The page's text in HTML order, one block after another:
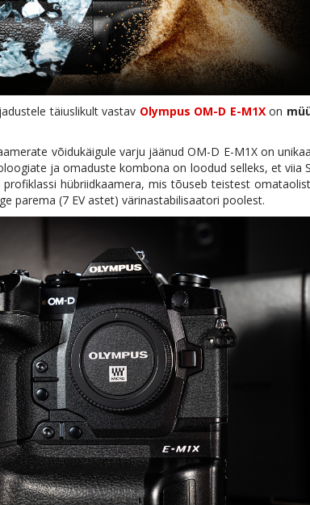
täiuslikult vastav Olympus OM-D E-M1Xon
võidukäigule varju jäänud OM-D E-M1X on
ja omaduste kombona on loodud selleks, et viia
hübriidkaamera, mis tõuseb teistest
parema (7 EV astet) värinastabilisaatori poolest.